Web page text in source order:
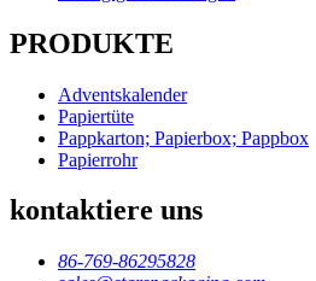
PRODUKTE
Adventskalender
Papiertüte
Pappkarton; Papierbox; Pappbox
Papierrohr
kontaktiere uns
86-769-86295828